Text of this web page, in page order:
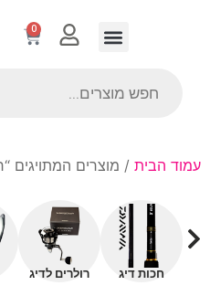
0
עמוד הבית / מוצרים המתויגים
חכות דיג רולרים לדיג